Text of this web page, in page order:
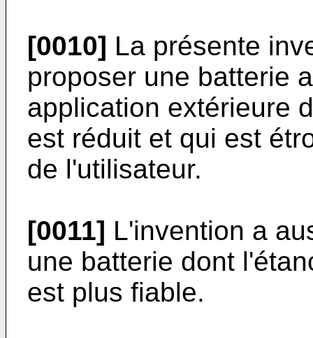
[0010] La présente
proposer une batterie
application extérieure
est réduit et qui est
de l'utilisateur.
[0011] L'invention a
une batterie dont
est plus fiable.